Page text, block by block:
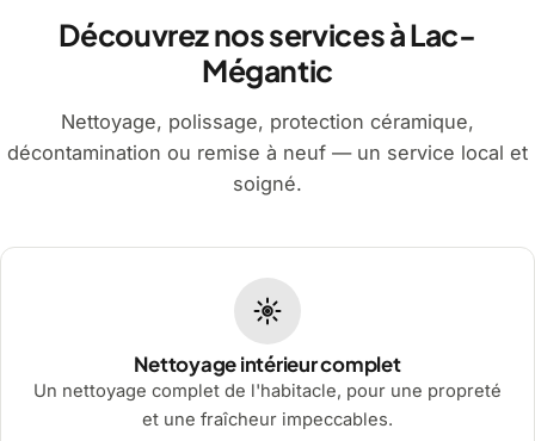
Découvrez nos services à Lac-
Mégantic
Nettoyage, polissage, protection céramique,
décontamination ou remise à neuf — un service local et
soigné.
Nettoyage intérieur complet
Un nettoyage complet de l'habitacle, pour une propreté
et une fraîcheur impeccables.